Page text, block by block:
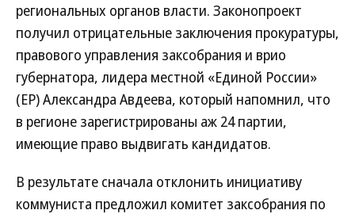
региональных органов власти. Законопроект
получил отрицательные заключения прокуратуры,
правового управления заксобрания и врио
губернатора, лидера местной «Единой России»
(ЕР) Александра Авдеева, который напомнил, что
в регионе зарегистрированы аж 24 партии,
имеющие право выдвигать кандидатов.
В результате сначала отклонить инициативу
коммуниста предложил комитет заксобрания по